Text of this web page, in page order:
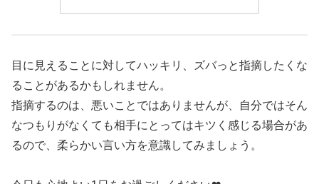
目に見えることに対してハッキリ、ズバっと指摘したくな
ることがあるかもしれません。
指摘するのは、悪いことではありませんが、自分ではそん
なつもりがなくても相手にとってはキツく感じる場合があ
るので、柔らかい言い方を意識してみましょう。